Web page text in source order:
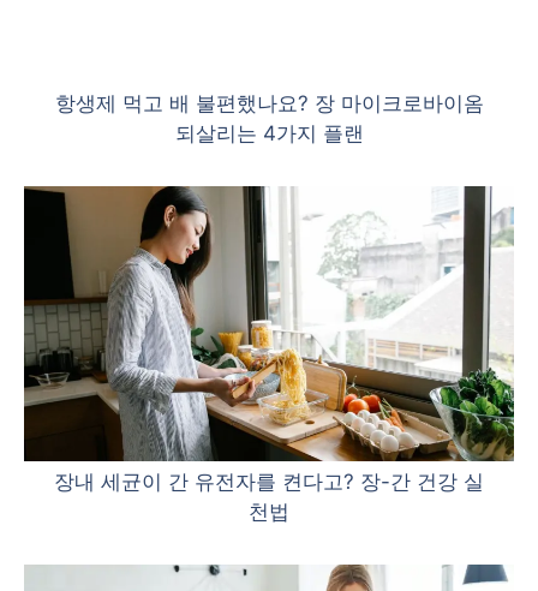
항생제 먹고 배 불편했나요? 장 마이크로바이옴
되살리는 4가지 플랜
장내 세균이 간 유전자를 켠다고? 장-간 건강 실
천법